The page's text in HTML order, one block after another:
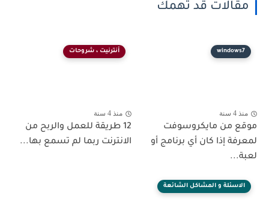
مقالات قد تهمك
windows7
منذ 4 سنة
موقع من مايكروسوفت
لمعرفة إذا كان أي برنامج أو
لعبة...
أنترنيت ، شروحات
منذ 4 سنة
12 طريقة للعمل والربح من
الانترنت ربما لم تسمع بها...
الاسئلة و المشاكل الشائعة